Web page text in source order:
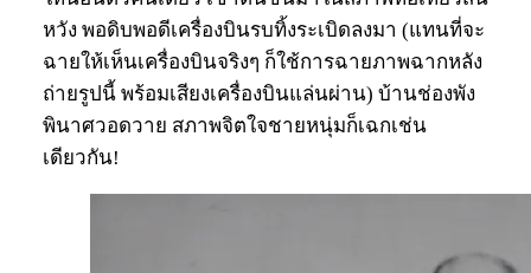
หวัง พอดิบพอดีเครื่องบินรบทิ้งระเบิดลงมา (แทนที่จะ
ฉายให้เห็นเครื่องบินจริงๆ ก็ใช้การฉายภาพฉากหลัง
ถ่ายรูปนี้ พร้อมเสียงเครื่องบินแล่นผ่าน) บ้านช่องพัง
พินาศวอดวาย สภาพจิตใจชายหนุ่มก็เฉกเช่น
เดียวกัน!